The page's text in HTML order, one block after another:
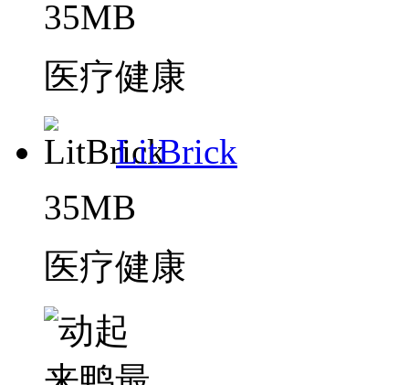
35MB
医疗健康
LitBrick
35MB
医疗健康